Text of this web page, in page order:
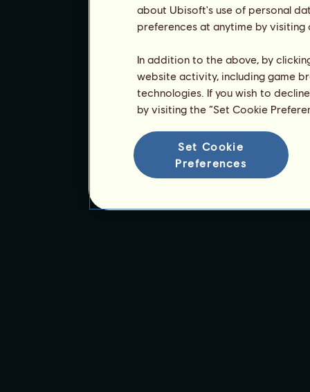
about Ubisoft's use of personal
preferences at anytime by
In addition to the above, by
website activity, including game
technologies. If you wish to
by visiting the “Set Cookie
Set Cookie
Preferences